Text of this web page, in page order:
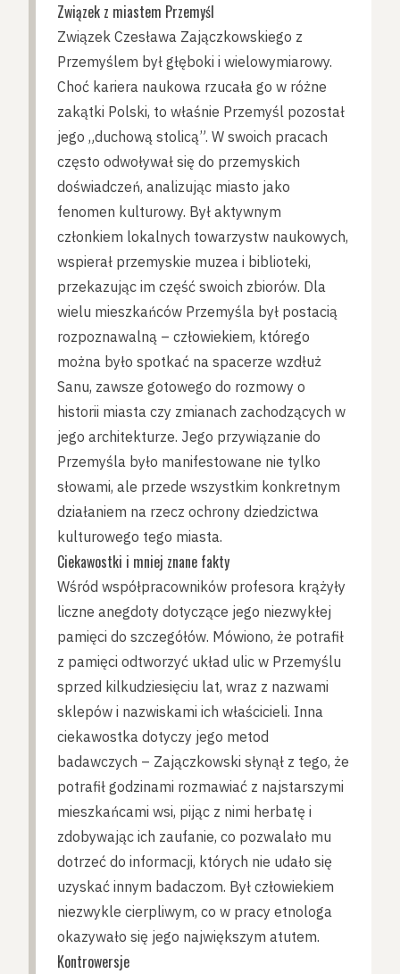
Związek z miastem Przemyśl
Związek Czesława Zajączkowskiego z
Przemyślem był głęboki i wielowymiarowy.
Choć kariera naukowa rzucała go w różne
zakątki Polski, to właśnie Przemyśl pozostał
jego „duchową stolicą”. W swoich pracach
często odwoływał się do przemyskich
doświadczeń, analizując miasto jako
fenomen kulturowy. Był aktywnym
członkiem lokalnych towarzystw naukowych,
wspierał przemyskie muzea i biblioteki,
przekazując im część swoich zbiorów. Dla
wielu mieszkańców Przemyśla był postacią
rozpoznawalną – człowiekiem, którego
można było spotkać na spacerze wzdłuż
Sanu, zawsze gotowego do rozmowy o
historii miasta czy zmianach zachodzących w
jego architekturze. Jego przywiązanie do
Przemyśla było manifestowane nie tylko
słowami, ale przede wszystkim konkretnym
działaniem na rzecz ochrony dziedzictwa
kulturowego tego miasta.
Ciekawostki i mniej znane fakty
Wśród współpracowników profesora krążyły
liczne anegdoty dotyczące jego niezwykłej
pamięci do szczegółów. Mówiono, że potrafił
z pamięci odtworzyć układ ulic w Przemyślu
sprzed kilkudziesięciu lat, wraz z nazwami
sklepów i nazwiskami ich właścicieli. Inna
ciekawostka dotyczy jego metod
badawczych – Zajączkowski słynął z tego, że
potrafił godzinami rozmawiać z najstarszymi
mieszkańcami wsi, pijąc z nimi herbatę i
zdobywając ich zaufanie, co pozwalało mu
dotrzeć do informacji, których nie udało się
uzyskać innym badaczom. Był człowiekiem
niezwykle cierpliwym, co w pracy etnologa
okazywało się jego największym atutem.
Kontrowersje